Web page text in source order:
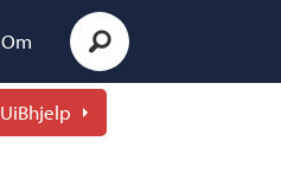
Om
UiBhjelp